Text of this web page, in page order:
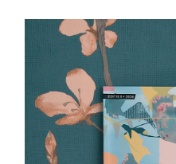
verteld. Daarnaast zijn er ook
Waar deel 1 vooral geschikt
jaar, richt deel 2 zich op
basisschool. Dat merk je aan
verteld. Ze gaan meer de
beter te begrijpen. Meer dan
zijn de vragen die bij ieder